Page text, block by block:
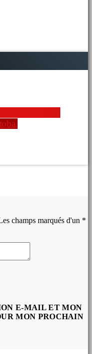
champs marqués d'un *
E-MAIL ET MON
MON PROCHAIN